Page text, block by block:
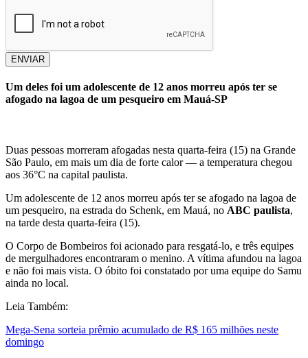
ENVIAR
Um deles foi um adolescente de 12 anos morreu após ter se
afogado na lagoa de um pesqueiro em Mauá-SP
Duas pessoas morreram afogadas nesta quarta-feira (15) na Grande
São Paulo, em mais um dia de forte calor — a temperatura chegou
aos 36°C na capital paulista.
Um adolescente de 12 anos morreu após ter se afogado na lagoa de
um pesqueiro, na estrada do Schenk, em Mauá, no ABC paulista,
na tarde desta quarta-feira (15).
O Corpo de Bombeiros foi acionado para resgatá-lo, e três equipes
de mergulhadores encontraram o menino. A vítima afundou na lagoa
e não foi mais vista. O óbito foi constatado por uma equipe do Samu
ainda no local.
Leia Também:
Mega-Sena sorteia prêmio acumulado de R$ 165 milhões neste
domingo